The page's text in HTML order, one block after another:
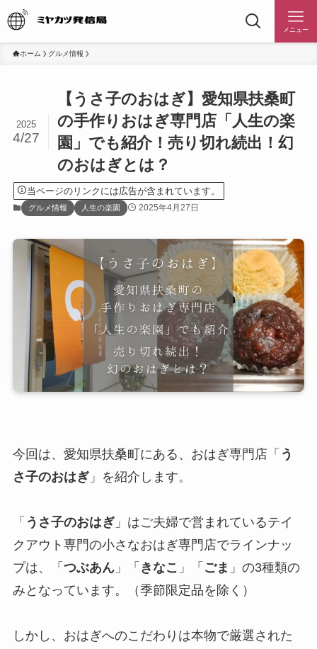
メニュー
ホーム グルメ情報
【うさ子のおはぎ】愛知県扶桑町
の手作りおはぎ専門店「人生の楽
園」でも紹介！売り切れ続出！幻
のおはぎとは？
2025
4/27
当ページのリンクには広告が含まれています。
グルメ情報 人生の楽園 2025年4月27日
今回は、愛知県扶桑町にある、おはぎ専門店「 う
さ子のおはぎ」を紹介します。
「 うさ子のおはぎ」はご夫婦で営まれているテイ
クアウト専門の小さなおはぎ専門店でラインナッ
プは、「 つぶあん」「 きなこ 」「 ごま 」の3種類の
みとなっています。（季節限定品を除く）
しかし、おはぎへのこだわりは本物で厳選された